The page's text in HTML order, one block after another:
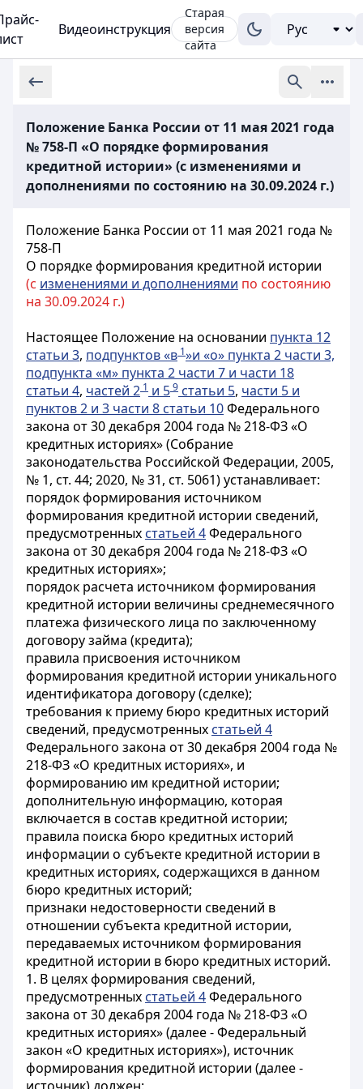
Видеоинструкция
Старая
версия
сайта
Положение Банка России от 11 мая 2021 года
№ 758-П «О порядке формирования
кредитной истории» (с изменениями и
дополнениями по состоянию на 30.09.2024 г.)
Положение Банка России от 11 мая 2021 года №
758-П
О порядке формирования кредитной истории
(с изменениями и дополнениями по состоянию
на 30.09.2024 г.)
Настоящее Положение на основании пункта 12
статьи 3, подпунктов «в 1»и «о» пункта 2 части 3,
подпункта «м» пункта 2 части 7 и части 18
статьи 4, частей 2 1 и 59 статьи 5, части 5 и
пунктов 2 и 3 части 8 статьи 10Федерального
закона от 30 декабря 2004 года № 218-ФЗ «О
кредитных историях» (Собрание
законодательства Российской Федерации, 2005,
№ 1, ст. 44; 2020, № 31, ст. 5061) устанавливает:
порядок формирования источником
формирования кредитной истории сведений,
предусмотренных статьей 4Федерального
закона от 30 декабря 2004 года № 218-ФЗ «О
кредитных историях»;
порядок расчета источником формирования
кредитной истории величины среднемесячного
платежа физического лица по заключенному
договору займа (кредита);
правила присвоения источником
формирования кредитной истории уникального
идентификатора договору (сделке);
требования к приему бюро кредитных историй
сведений, предусмотренных статьей 4
Федерального закона от 30 декабря 2004 года №
218-ФЗ «О кредитных историях», и
формированию им кредитной истории;
дополнительную информацию, которая
включается в состав кредитной истории;
правила поиска бюро кредитных историй
информации о субъекте кредитной истории в
кредитных историях, содержащихся в данном
бюро кредитных историй;
признаки недостоверности сведений в
отношении субъекта кредитной истории,
передаваемых источником формирования
кредитной истории в бюро кредитных историй.
1. В целях формирования сведений,
предусмотренных статьей 4Федерального
закона от 30 декабря 2004 года № 218-ФЗ «О
кредитных историях» (далее - Федеральный
закон «О кредитных историях»), источник
формирования кредитной истории (далее -